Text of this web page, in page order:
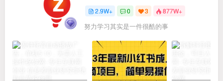
2.9W+ 0 3 877W+
努力学习其实是一件很酷的事